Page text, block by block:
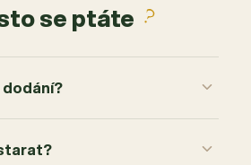
se ptáte